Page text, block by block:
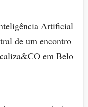
Artificial
de um encontro
em Belo